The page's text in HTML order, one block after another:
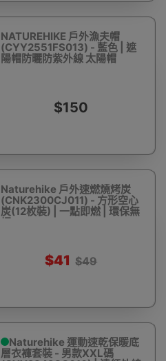
NATUREHIKE 戶外漁夫帽
(CYY2551FS013) - 藍色 | 遮
陽帽防曬防紫外線 太陽帽
$150
Naturehike 戶外速燃燒烤炭
(CNK2300CJ011) - 方形空心
炭(12枚裝) | 一點即燃 | 環保無
烟
$41 $49
Naturehike 運動速乾保暖底
層衣褲套裝 - 男款XXL碼